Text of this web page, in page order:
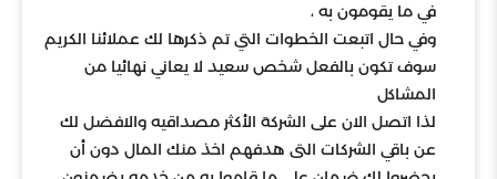
في ما يقومون به ،
وفي حال اتبعت الخطوات التي تم ذكرها لك عملائنا الكريم
سوف تكون بالفعل شخص سعيد لا يعاني نهائيا من
المشاكل
لذا اتصل الان على الشركة الأكثر مصداقيه والافضل لك
عن باقي الشركات التى هدفهم اخذ منك المال دون أن